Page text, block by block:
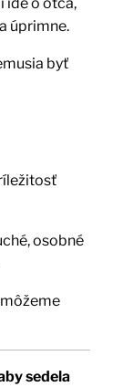
úprimne.
byť
osobné
sedela